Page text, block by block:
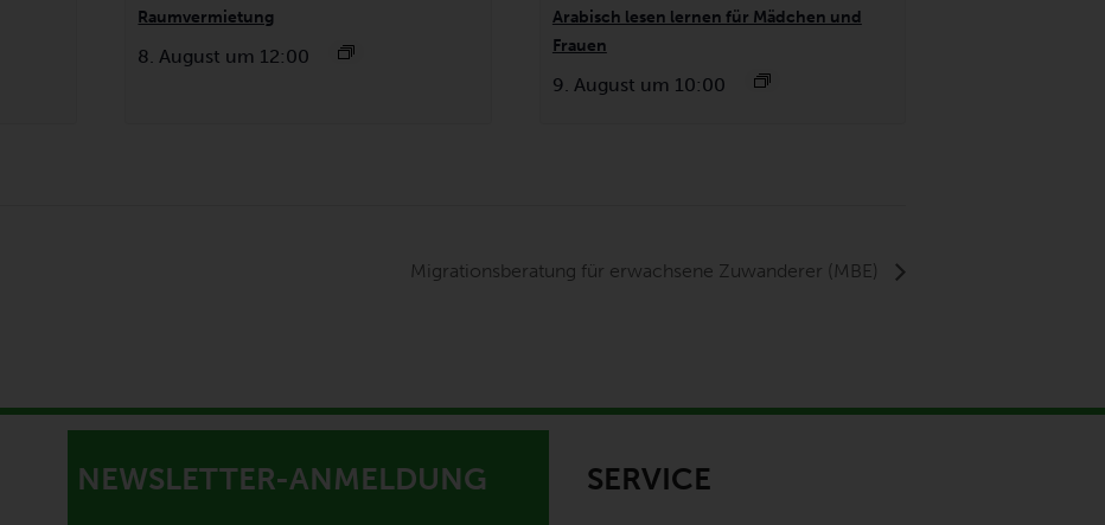
Raumvermietung
8. August um 12:00
Arabisch lesen lernen für Mädchen und
Frauen
9. August um 10:00
Migrationsberatung für erwachsene Zuwanderer (MBE)
NEWSLETTER-ANMELDUNG SERVICE